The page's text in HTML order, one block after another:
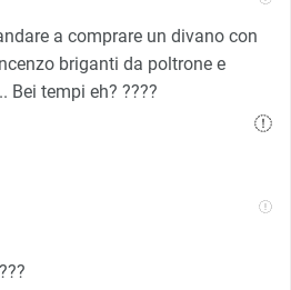
a comprare un divano con
briganti da poltrone e
tempi eh? ????